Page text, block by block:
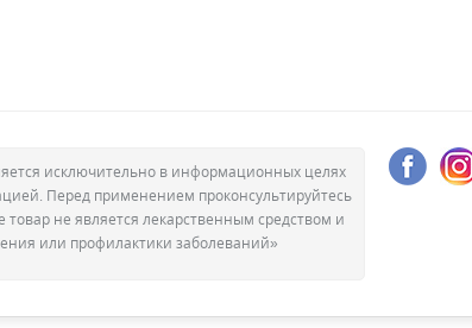
исключительно в информационных целях
Перед применением проконсультируйтесь
не является лекарственным средством и
или профилактики заболеваний»